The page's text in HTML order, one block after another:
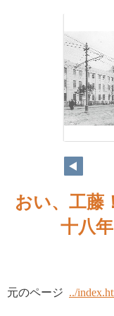
おい、工藤
十八
元のページ ../